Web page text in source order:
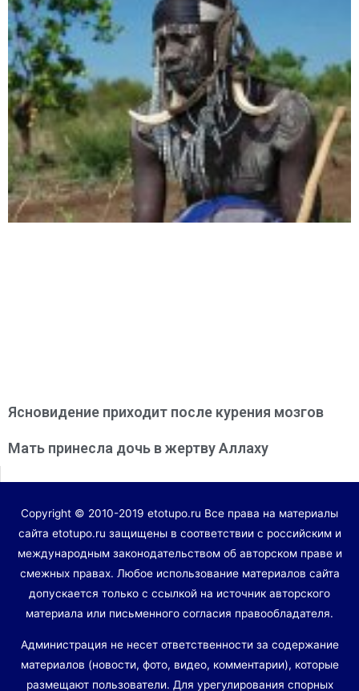
Ясновидение приходит после курения мозгов
Мать принесла дочь в жертву Аллаху
Copyright © 2010-2019 etotupo.ru Все права на материалы
сайта etotupo.ru защищены в соответствии с российским и
международным законодательством об авторском праве и
смежных правах. Любое использование материалов сайта
допускается только с ссылкой на источник авторского
материала или письменного согласия правообладателя.
Администрация не несет ответственности за содержание
материалов (новости, фото, видео, комментарии), которые
размещают пользователи. Для урегулирования спорных